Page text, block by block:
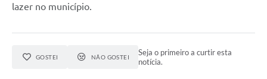
lazer no município.
GOSTEI NÃO GOSTEI
Seja o primeiro a curtir esta
notícia.